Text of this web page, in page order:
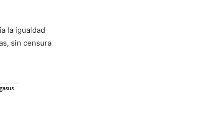
la igualdad
sin censura